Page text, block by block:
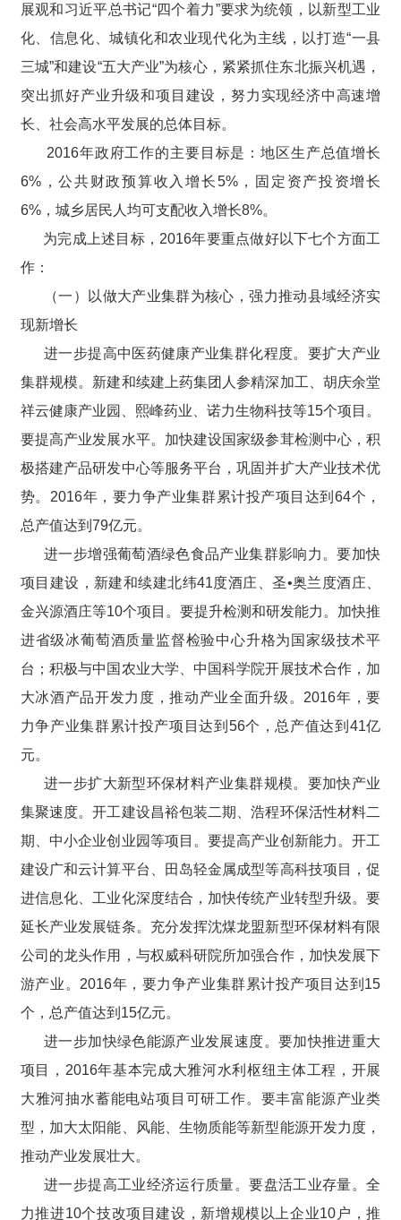
展观和习近平总书记“四个着力”要求为统领，以新型工业
化、信息化、城镇化和农业现代化为主线，以打造“一县
三城”和建设“五大产业”为核心，紧紧抓住东北振兴机遇，
突出抓好产业升级和项目建设，努力实现经济中高速增
长、社会高水平发展的总体目标。
2016年政府工作的主要目标是：地区生产总值增长
6%，公共财政预算收入增长5%，固定资产投资增长
6%，城乡居民人均可支配收入增长8%。
为完成上述目标，2016年要重点做好以下七个方面工
作：
（一）以做大产业集群为核心，强力推动县域经济实
现新增长
进一步提高中医药健康产业集群化程度。要扩大产业
集群规模。新建和续建上药集团人参精深加工、胡庆余堂
祥云健康产业园、熙峰药业、诺力生物科技等15个项目。
要提高产业发展水平。加快建设国家级参茸检测中心，积
极搭建产品研发中心等服务平台，巩固并扩大产业技术优
势。2016年，要力争产业集群累计投产项目达到64个，
总产值达到79亿元。
进一步增强葡萄酒绿色食品产业集群影响力。要加快
项目建设，新建和续建北纬41度酒庄、圣•奥兰度酒庄、
金兴源酒庄等10个项目。要提升检测和研发能力。加快推
进省级冰葡萄酒质量监督检验中心升格为国家级技术平
台；积极与中国农业大学、中国科学院开展技术合作，加
大冰酒产品开发力度，推动产业全面升级。2016年，要
力争产业集群累计投产项目达到56个，总产值达到41亿
元。
进一步扩大新型环保材料产业集群规模。要加快产业
集聚速度。开工建设昌裕包装二期、浩程环保活性材料二
期、中小企业创业园等项目。要提高产业创新能力。开工
建设广和云计算平台、田岛轻金属成型等高科技项目，促
进信息化、工业化深度结合，加快传统产业转型升级。要
延长产业发展链条。充分发挥沈煤龙盟新型环保材料有限
公司的龙头作用，与权威科研院所加强合作，加快发展下
游产业。2016年，要力争产业集群累计投产项目达到15
个，总产值达到15亿元。
进一步加快绿色能源产业发展速度。要加快推进重大
项目，2016年基本完成大雅河水利枢纽主体工程，开展
大雅河抽水蓄能电站项目可研工作。要丰富能源产业类
型，加大太阳能、风能、生物质能等新型能源开发力度，
推动产业发展壮大。
进一步提高工业经济运行质量。要盘活工业存量。全
力推进10个技改项目建设，新增规模以上企业10户，推